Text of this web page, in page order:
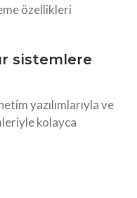
özellikleri
sistemlere
yazılımlarıyla ve
kolayca